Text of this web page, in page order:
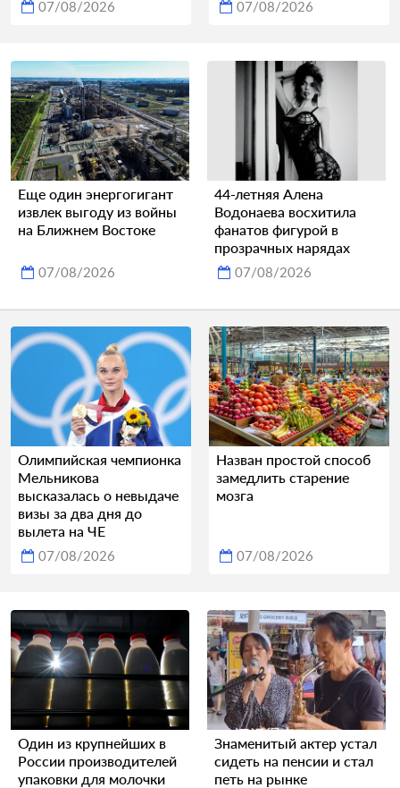
07/08/2026 07/08/2026
Еще один энергогигант
извлек выгоду из войны
на Ближнем Востоке
07/08/2026
44-летняя Алена
Водонаева восхитила
фанатов фигурой в
прозрачных нарядах
07/08/2026
Олимпийская чемпионка
Мельникова
высказалась о невыдаче
визы за два дня до
вылета на ЧЕ
07/08/2026
Назван простой способ
замедлить старение
мозга
07/08/2026
Один из крупнейших в
России производителей
упаковки для молочки
Знаменитый актер устал
сидеть на пенсии и стал
петь на рынке